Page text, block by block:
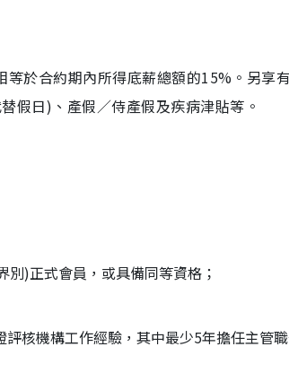
於合約期內所得底薪總額的15%。另享
假日)、產假／侍產假及疾病津貼等。
)正式會員，或具備同等資格；
核機構工作經驗，其中最少5年擔任主管職